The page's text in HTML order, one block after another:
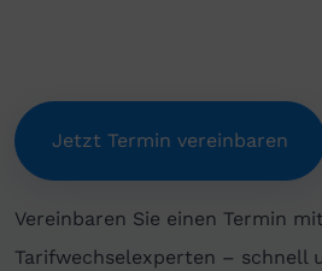
Jetzt Termin vereinbaren
Vereinbaren Sie einen Termin
Tarifwechselexperten – schnell